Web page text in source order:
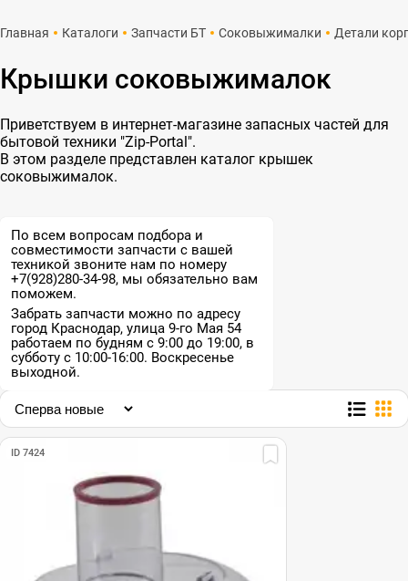
Главная Каталоги Запчасти БТ Соковыжималки Детали
Крышки соковыжималок
Приветствуем в интернет-магазине запасных частей для
бытовой техники "Zip-Portal".
В этом разделе представлен каталог крышек
соковыжималок.
По всем вопросам подбора и
совместимости запчасти с вашей
техникой звоните нам по номеру
+7(928)280-34-98, мы обязательно вам
поможем.
Забрать запчасти можно по адресу
город Краснодар, улица 9-го Мая 54
работаем по будням с 9:00 до 19:00, в
субботу с 10:00-16:00. Воскресенье
выходной.
ID 7424